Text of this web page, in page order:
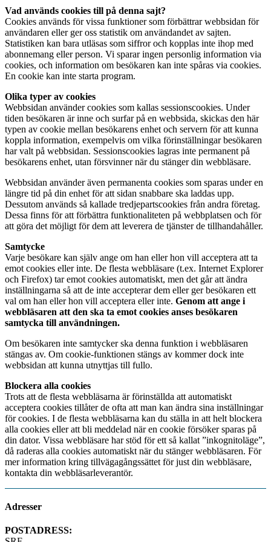
Vad används cookies till på denna sajt?
Cookies används för vissa funktioner som förbättrar webbsidan för
användaren eller ger oss statistik om användandet av sajten.
Statistiken kan bara utläsas som siffror och kopplas inte ihop med
abonnemang eller person. Vi sparar ingen personlig information via
cookies, och information om besökaren kan inte spåras via cookies.
En cookie kan inte starta program.
Olika typer av cookies
Webbsidan använder cookies som kallas sessionscookies. Under
tiden besökaren är inne och surfar på en webbsida, skickas den här
typen av cookie mellan besökarens enhet och servern för att kunna
koppla information, exempelvis om vilka förinställningar besökaren
har valt på webbsidan. Sessionscookies lagras inte permanent på
besökarens enhet, utan försvinner när du stänger din webbläsare.
Webbsidan använder även permanenta cookies som sparas under en
längre tid på din enhet för att sidan snabbare ska laddas upp.
Dessutom används så kallade tredjepartscookies från andra företag.
Dessa finns för att förbättra funktionaliteten på webbplatsen och för
att göra det möjligt för dem att leverera de tjänster de tillhandahåller.
Samtycke
Varje besökare kan själv ange om han eller hon vill acceptera att ta
emot cookies eller inte. De flesta webbläsare (t.ex. Internet Explorer
och Firefox) tar emot cookies automatiskt, men det går att ändra
inställningarna så att de inte accepterar dem eller ger besökaren ett
val om han eller hon vill acceptera eller inte. Genom att ange i
webbläsaren att den ska ta emot cookies anses besökaren
samtycka till användningen.
Om besökaren inte samtycker ska denna funktion i webbläsaren
stängas av. Om cookie-funktionen stängs av kommer dock inte
webbsidan att kunna utnyttjas till fullo.
Blockera alla cookies
Trots att de flesta webbläsarna är förinställda att automatiskt
acceptera cookies tillåter de ofta att man kan ändra sina inställningar
för cookies. I de flesta webbläsarna kan du ställa in att helt blockera
alla cookies eller att bli meddelad när en cookie försöker sparas på
din dator. Vissa webbläsare har stöd för ett så kallat ”inkognitoläge”,
då raderas alla cookies automatiskt när du stänger webbläsaren. För
mer information kring tillvägagångssättet för just din webbläsare,
kontakta din webbläsarleverantör.
Adresser
POSTADRESS: